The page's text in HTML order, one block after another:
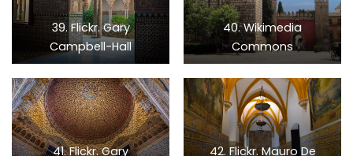
39. Flickr. Gary
Campbell-Hall
40. Wikimedia
Commons
41. Flickr. Gary 42. Flickr. Mauro De